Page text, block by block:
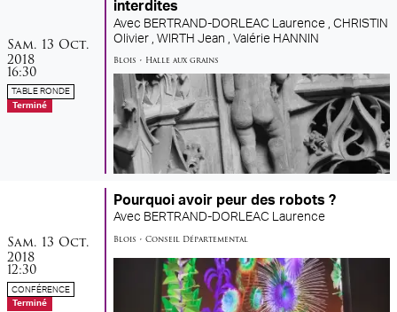
samedi
Sam. 13 octobre
Oct.
2018
16:30
TABLE RONDE
Terminé
interdites
Avec BERTRAND-DORLEAC Laurence , CHRISTIN
Olivier , WIRTH Jean , Valérie HANNIN
Blois • Halle aux grains
samedi
Sam. 13 octobre
Oct.
2018
12:30
CONFÉRENCE
Terminé
Pourquoi avoir peur des robots ?
Avec BERTRAND-DORLEAC Laurence
Blois • Conseil Départemental